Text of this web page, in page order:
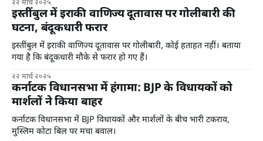
२२ मार्च २०२५
इस्तींबुल में इराकी वाणिज्य दूतावास पर गोलीबारी की
घटना, बंदूकधारी फरार
इस्तींबुल में इराकी वाणिज्य दूतावास पर गोलीबारी, कोई हताहत नहीं। बताया
गया है कि बंदूकधारी मौके से फरार हो गए हैं।
२२ मार्च २०२५
कर्नाटक विधानसभा में हंगामा: BJP के विधायकों को
मार्शलों ने किया बाहर
कर्नाटक विधानसभा में BJP विधायकों और मार्शलों के बीच भारी टकराव,
मुस्लिम कोटा बिल पर मचा बवाल।